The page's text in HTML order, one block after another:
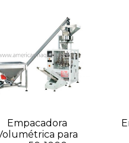
Empacadora
para